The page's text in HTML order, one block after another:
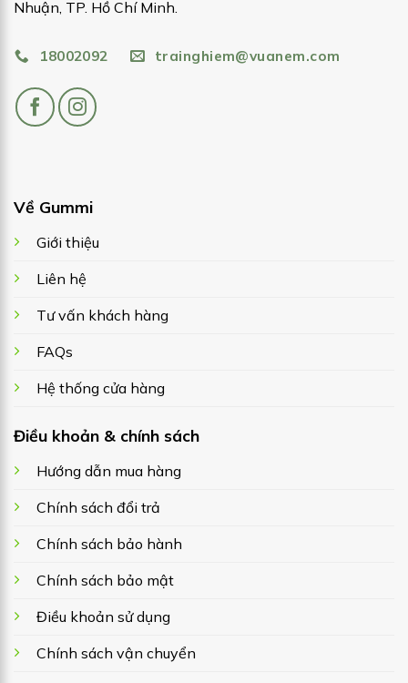
Nhuận, TP. Hồ Chí Minh.
18002092 trainghiem@vuanem.com
Về Gummi
Giới thiệu
Liên hệ
Tư vấn khách hàng
FAQs
Hệ thống cửa hàng
Điều khoản & chính sách
Hướng dẫn mua hàng
Chính sách đổi trả
Chính sách bảo hành
Chính sách bảo mật
Điều khoản sử dụng
Chính sách vận chuyển